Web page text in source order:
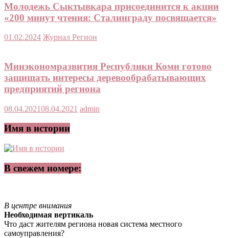
Молодежь Сыктывкара присоединится к акции
«200 минут чтения: Сталинграду посвящается»
01.02.2024 Журнал Регион
Минэкономразвития Республики Коми готово
защищать интересы деревообрабатывающих
предприятий региона
08.04.202108.04.2021 admin
Имя в истории
В свежем номере:
В центре внимания
Необходимая вертикаль
Что даст жителям региона новая система местного
самоуправления?